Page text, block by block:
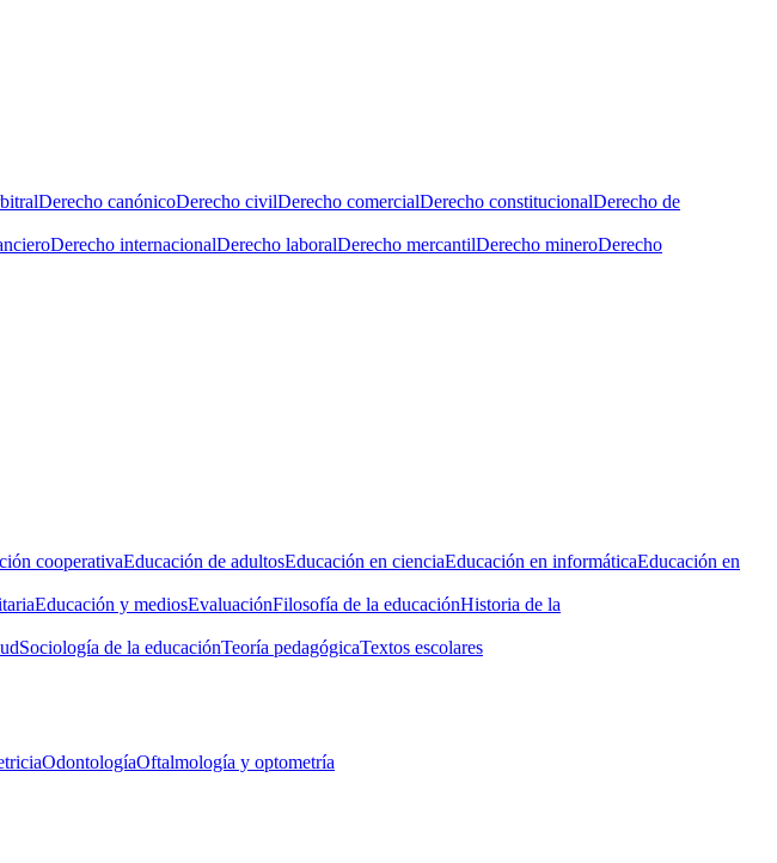
Derecho canónicoDerecho civilDerecho comercialDerecho constitucionalDerecho de
Derecho internacionalDerecho laboralDerecho mercantilDerecho mineroDerecho
cooperativaEducación de adultosEducación en cienciaEducación en informáticaEducación en
Educación y mediosEvaluaciónFilosofía de la educaciónHistoria de la
Sociología de la educaciónTeoría pedagógicaTextos escolares
OdontologíaOftalmología y optometría